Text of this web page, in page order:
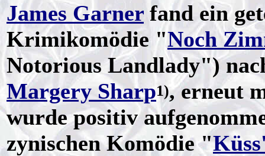
James Garner fand ein
Krimikomödie "Noch
Notorious Landlady")
Margery Sharp1), erneut
wurde positiv
zynischen Komödie "